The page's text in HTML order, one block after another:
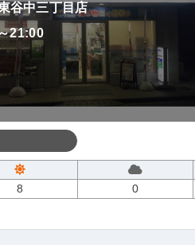
谷中三丁目店
21:00
8 0